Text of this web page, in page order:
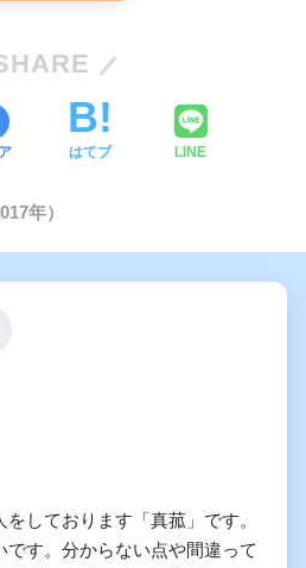
はてブ LINE
年）
しております「真菰」です。
です。分からない点や間違って